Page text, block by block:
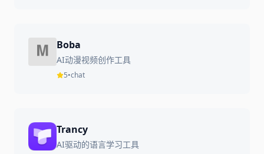
Boba
AI动漫视频创作工具
5•chat
Trancy
AI驱动的语言学习工具